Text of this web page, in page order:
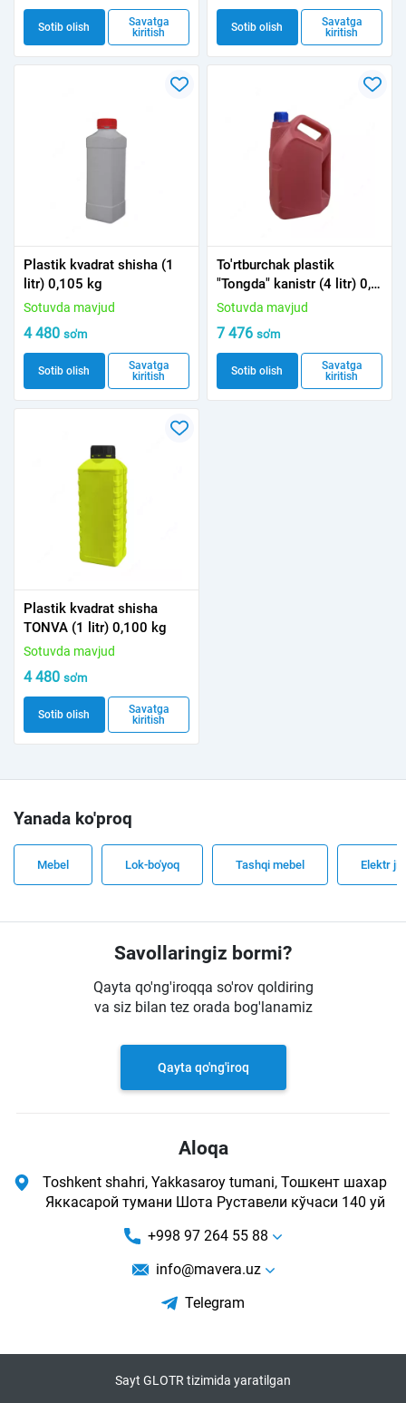
Sotib olish
Savatga
kiritish
Sotib olish
Savatga
kiritish
Plastik kvadrat shisha (1
litr) 0,105 kg
Sotuvda mavjud
4 480 so'm
Sotib olish
Savatga
kiritish
To'rtburchak plastik
"Tongda" kanistr (4 litr) 0,2
kg YANGI
Sotuvda mavjud
7 476 so'm
Sotib olish
Savatga
kiritish
Plastik kvadrat shisha
TONVA (1 litr) 0,100 kg
Sotuvda mavjud
4 480 so'm
Sotib olish
Savatga
kiritish
Yanada ko'proq
Mebel Lok-bo'yoq Tashqi mebel Elektr
Savollaringiz bormi?
Qayta qo'ng'iroqqa so'rov qoldiring
va siz bilan tez orada bog'lanamiz
Qayta qo'ng'iroq
Aloqa
Toshkent shahri, Yakkasaroy tumani, Тошкент шахар
Яккасарой тумани Шота Руставели кўчаси 140 уй
+998 97 264 55 88
info@mavera.uz
Telegram
Sayt GLOTR tizimida yaratilgan